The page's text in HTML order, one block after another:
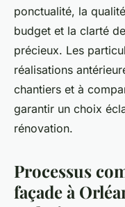
ponctualité, la
budget et la clarté
précieux. Les
réalisations
chantiers et à
garantir un choix
rénovation.
Processus
façade à